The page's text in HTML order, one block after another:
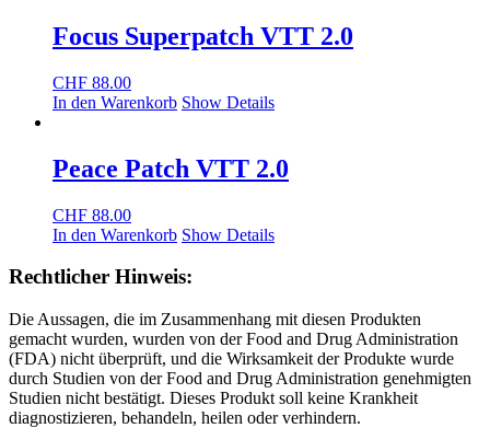
Focus Superpatch VTT 2.0
CHF 88.00
In den Warenkorb Show Details
Peace Patch VTT 2.0
CHF 88.00
In den Warenkorb Show Details
Rechtlicher Hinweis:
Die Aussagen, die im Zusammenhang mit diesen Produkten
gemacht wurden, wurden von der Food and Drug Administration
(FDA) nicht überprüft, und die Wirksamkeit der Produkte wurde
durch Studien von der Food and Drug Administration genehmigten
Studien nicht bestätigt. Dieses Produkt soll keine Krankheit
diagnostizieren, behandeln, heilen oder verhindern.